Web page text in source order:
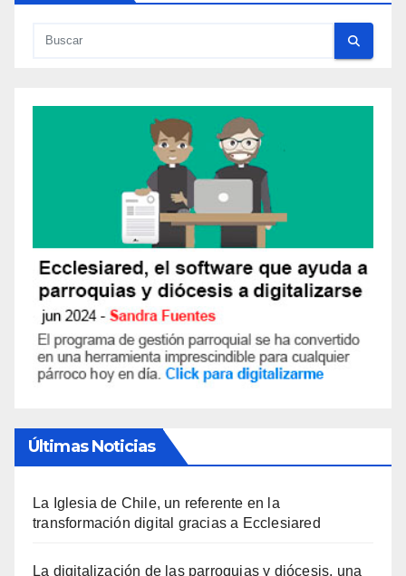
Últimas Noticias
La Iglesia de Chile, un referente en la
transformación digital gracias a Ecclesiared
La digitalización de las parroquias y diócesis, una